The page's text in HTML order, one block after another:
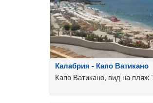
Калабрия - Капо Ватикано
Капо Ватикано, вид на пляж